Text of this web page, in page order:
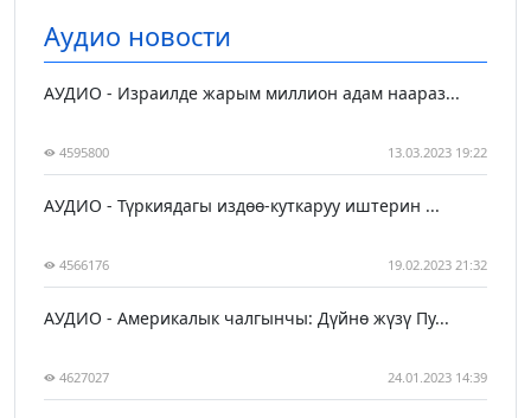
Аудио новости
АУДИО - Израилде жарым миллион адам наараз...
4595800 13.03.2023 19:22
АУДИО - Түркиядагы издөө-куткаруу иштерин ...
4566176 19.02.2023 21:32
АУДИО - Америкалык чалгынчы: Дүйнө жүзү Пу...
4627027 24.01.2023 14:39